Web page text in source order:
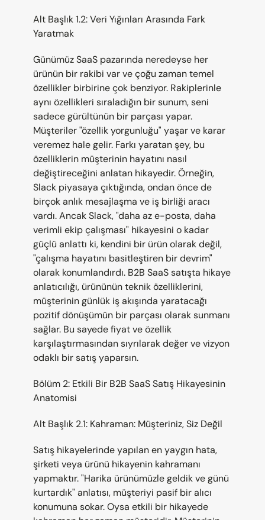
Alt Başlık 1.2: Veri Yığınları Arasında Fark
Yaratmak
Günümüz SaaS pazarında neredeyse her
ürünün bir rakibi var ve çoğu zaman temel
özellikler birbirine çok benziyor. Rakiplerinle
aynı özellikleri sıraladığın bir sunum, seni
sadece gürültünün bir parçası yapar.
Müşteriler "özellik yorgunluğu" yaşar ve karar
veremez hale gelir. Farkı yaratan şey, bu
özelliklerin müşterinin hayatını nasıl
değiştireceğini anlatan hikayedir. Örneğin,
Slack piyasaya çıktığında, ondan önce de
birçok anlık mesajlaşma ve iş birliği aracı
vardı. Ancak Slack, "daha az e-posta, daha
verimli ekip çalışması" hikayesini o kadar
güçlü anlattı ki, kendini bir ürün olarak değil,
"çalışma hayatını basitleştiren bir devrim"
olarak konumlandırdı. B2B SaaS satışta hikaye
anlatıcılığı, ürününün teknik özelliklerini,
müşterinin günlük iş akışında yaratacağı
pozitif dönüşümün bir parçası olarak sunmanı
sağlar. Bu sayede fiyat ve özellik
karşılaştırmasından sıyrılarak değer ve vizyon
odaklı bir satış yaparsın.
Bölüm 2: Etkili Bir B2B SaaS Satış Hikayesinin
Anatomisi
Alt Başlık 2.1: Kahraman: Müşteriniz, Siz Değil
Satış hikayelerinde yapılan en yaygın hata,
şirketi veya ürünü hikayenin kahramanı
yapmaktır. "Harika ürünümüzle geldik ve günü
kurtardık" anlatısı, müşteriyi pasif bir alıcı
konumuna sokar. Oysa etkili bir hikayede